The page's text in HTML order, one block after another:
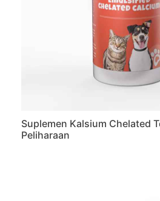
Suplemen Kalsium Chelated
Peliharaan